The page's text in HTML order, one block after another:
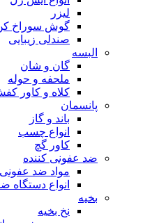
لیزر
گوش سوراخ
صندلی زیبایی
البسه
گان و شان
ملحفه و حوله
کلاه و کاور
پانسمان
باند و گاز
انواع چسب
کاور گچ
ضد عفونی کننده
مواد ضد عفونی
انواع دستگاه
بخیه
نخ بخیه